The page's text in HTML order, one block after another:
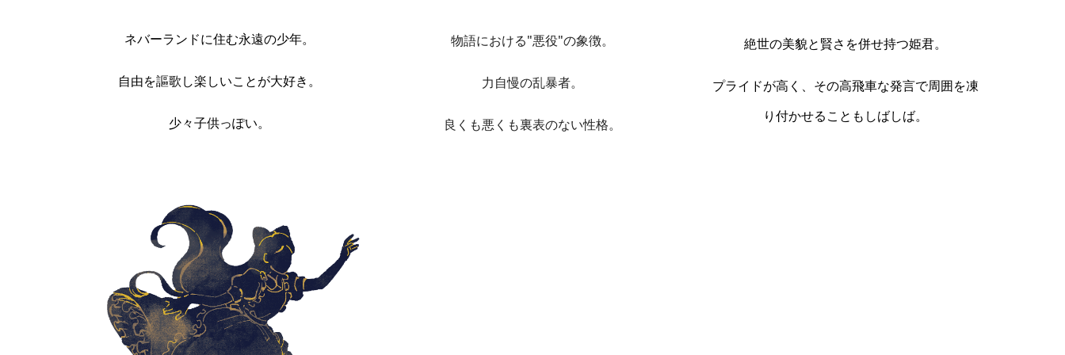
ネバーランドに住む永遠の少年。
自由を謳歌し楽しいことが大好き。
少々子供っぽい。
物語における"悪役"の象徴。
力自慢の乱暴者。
良くも悪くも裏表のない性格。
絶世の美貌と賢さを併せ持つ姫君。
プライドが高く、その高飛車な発言で周囲を凍
り付かせることもしばしば。